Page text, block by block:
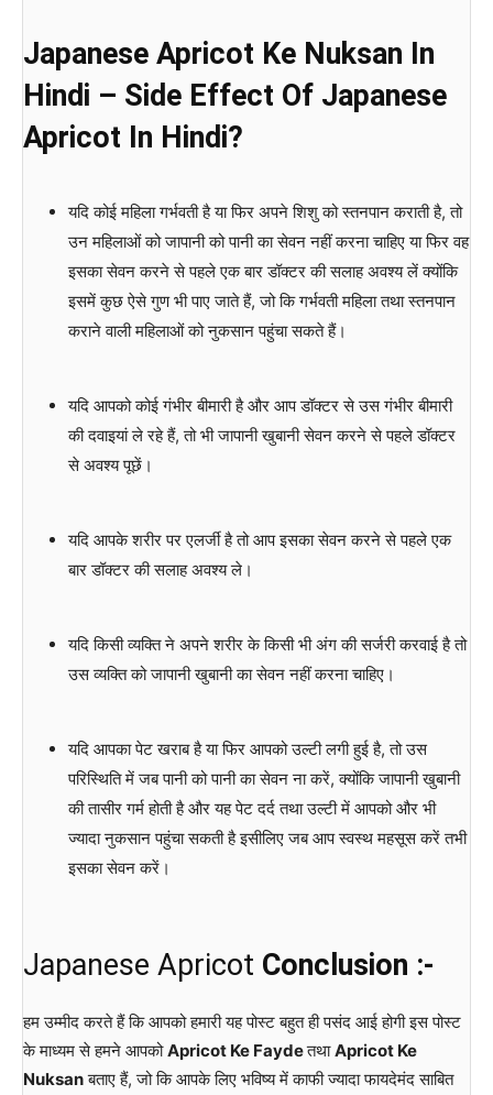
Japanese Apricot Ke Nuksan In
Hindi – Side Effect Of Japanese
Apricot In Hindi?
यदि कोई महिला गर्भवती है या फिर अपने शिशु को स्तनपान कराती है, तो
उन महिलाओं को जापानी को पानी का सेवन नहीं करना चाहिए या फिर वह
इसका सेवन करने से पहले एक बार डॉक्टर की सलाह अवश्य लें क्योंकि
इसमें कुछ ऐसे गुण भी पाए जाते हैं, जो कि गर्भवती महिला तथा स्तनपान
कराने वाली महिलाओं को नुकसान पहुंचा सकते हैं।
यदि आपको कोई गंभीर बीमारी है और आप डॉक्टर से उस गंभीर बीमारी
की दवाइयां ले रहे हैं, तो भी जापानी खुबानी सेवन करने से पहले डॉक्टर
से अवश्य पूछें।
यदि आपके शरीर पर एलर्जी है तो आप इसका सेवन करने से पहले एक
बार डॉक्टर की सलाह अवश्य ले।
यदि किसी व्यक्ति ने अपने शरीर के किसी भी अंग की सर्जरी करवाई है तो
उस व्यक्ति को जापानी खुबानी का सेवन नहीं करना चाहिए।
यदि आपका पेट खराब है या फिर आपको उल्टी लगी हुई है, तो उस
परिस्थिति में जब पानी को पानी का सेवन ना करें, क्योंकि जापानी खुबानी
की तासीर गर्म होती है और यह पेट दर्द तथा उल्टी में आपको और भी
ज्यादा नुकसान पहुंचा सकती है इसीलिए जब आप स्वस्थ महसूस करें तभी
इसका सेवन करें।
Japanese Apricot Conclusion :-
हम उम्मीद करते हैं कि आपको हमारी यह पोस्ट बहुत ही पसंद आई होगी इस पोस्ट
के माध्यम से हमने आपकोApricot Ke FaydeतथाApricot Ke
Nuksanबताए हैं, जो कि आपके लिए भविष्य में काफी ज्यादा फायदेमंद साबित